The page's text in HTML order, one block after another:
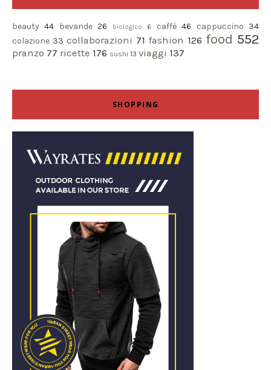
beauty 44 bevande 26 biologico 6 caffè 46 cappuccino 34
colazione 33 collaborazioni 71 fashion 126 food 552
pranzo 77 ricette 176 sushi 13 viaggi 137
SHOPPING